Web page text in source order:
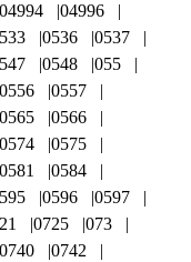
04994
04996
0536
0537
0548
055
0556
0557
0565
0566
0574
0575
0581
0584
0596
0597
0725
073
0740
0742